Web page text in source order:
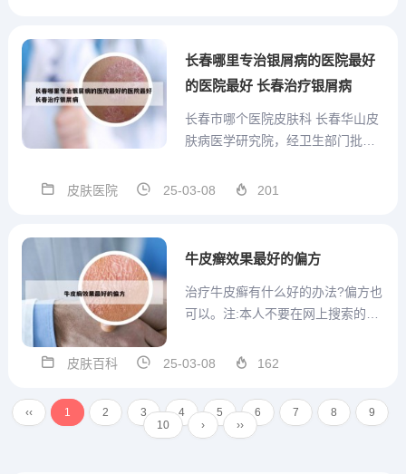
副作用。这款高科技中成药不仅能
长春哪里专治银屑病的医院最好
的医院最好 长春治疗银屑病
长春市哪个医院皮肤科 长春华山皮
肤病医学研究院，经卫生部门批
是一家非营利性医疗机构。该研究
规模最大的皮肤病专科医院。同
皮肤医院 25-03-08 201
牛皮癣效果最好的偏方
治疗牛皮癣有什么好的办法?偏方也
可以。注:本人不要在网上搜索的答
的有效方法之一。一位六旬老人在
药物后，听从妻子建议，用捣碎的
大蒜敷在患处，反复几次后，牛皮
皮肤百科 25-03-08 162
‹‹ 1 2 3 4 5 6 7 8
9
10
› ››